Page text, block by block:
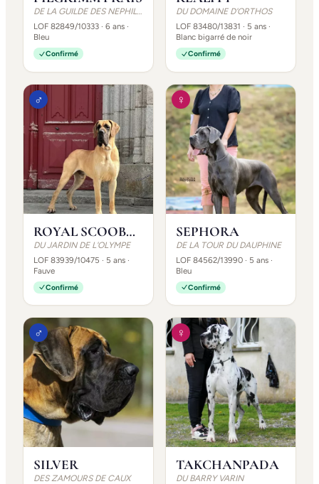
DE LA GUILDE DES NEPHILIMS
LOF 82849/10333 · 6 ans ·
Bleu
Confirmé
DU DOMAINE D'ORTHOS
LOF 83480/13831 · 5 ans ·
Blanc bigarré de noir
Confirmé
♂
ROYAL SCOOBY-DOO
DU JARDIN DE L'OLYMPE
LOF 83939/10475 · 5 ans ·
Fauve
Confirmé
♀
SEPHORA
DE LA TOUR DU DAUPHINE
LOF 84562/13990 · 5 ans ·
Bleu
Confirmé
♂
SILVER
DES ZAMOURS DE CAUX
♀
TAKCHANPADA
DU BARRY VARIN